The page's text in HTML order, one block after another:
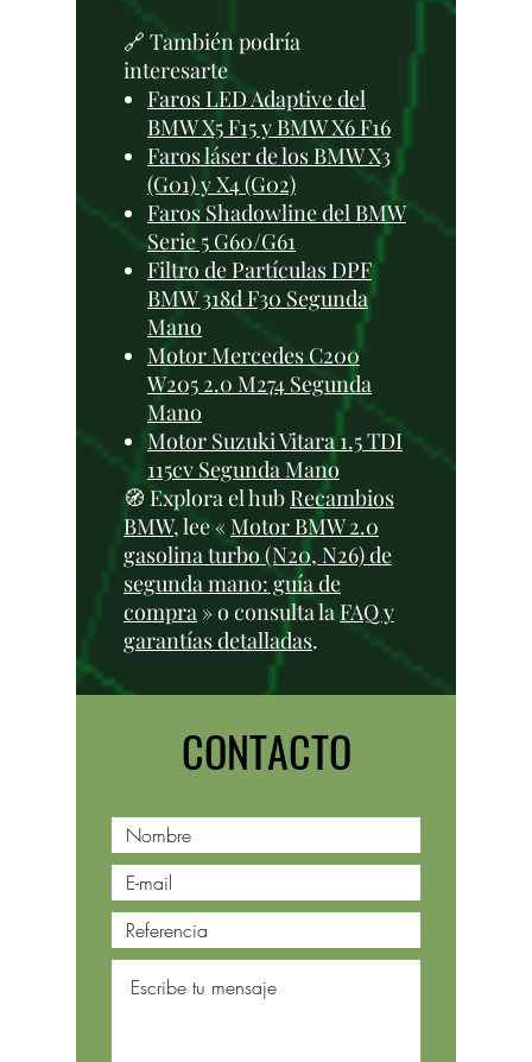
🔗 También podría
interesarte
Faros LED Adaptive del
BMW X5 F15 y BMW X6 F16
Faros láser de los BMW X3
(G01) y X4 (G02)
Faros Shadowline del BMW
Serie 5 G60/G61
Filtro de Partículas DPF
BMW 318d F30 Segunda
Mano
Motor Mercedes C200
W205 2.0 M274 Segunda
Mano
Motor Suzuki Vitara 1.5 TDI
115cv Segunda Mano
🧭 Explora el hub Recambios
BMW, lee « Motor BMW 2.0
gasolina turbo (N20, N26) de
segunda mano: guía de
compra » o consulta laFAQ y
garantías detalladas.
CONTACTO